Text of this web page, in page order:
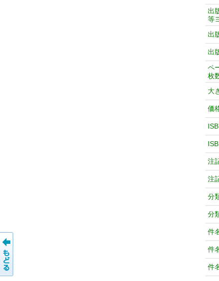
出
等
出
出
ペ
枚
大
価
注
注
分
分
件
件
件